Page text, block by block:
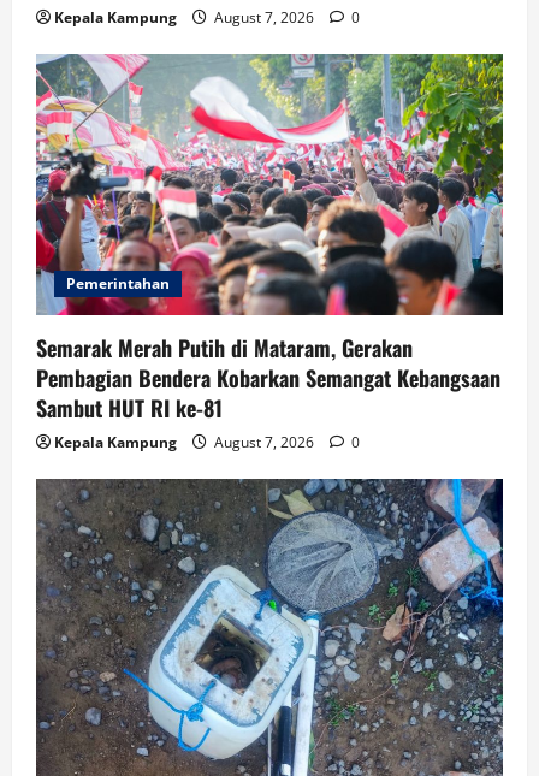
Kepala Kampung August 7, 2026 0
Pemerintahan
Semarak Merah Putih di Mataram, Gerakan
Pembagian Bendera Kobarkan Semangat Kebangsaan
Sambut HUT RI ke-81
Kepala Kampung August 7, 2026 0